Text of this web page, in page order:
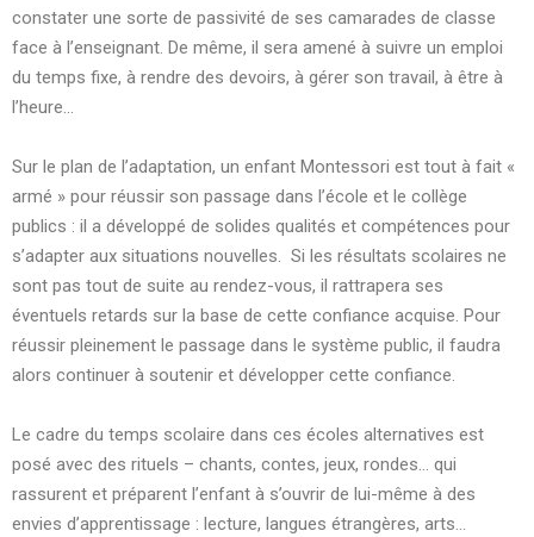
constater une sorte de passivité de ses camarades de classe
face à l’enseignant. De même, il sera amené à suivre un emploi
du temps fixe, à rendre des devoirs, à gérer son travail, à être à
l’heure…
Sur le plan de l’adaptation, un enfant Montessori est tout à fait «
armé » pour réussir son passage dans l’école et le collège
publics : il a développé de solides qualités et compétences pour
s’adapter aux situations nouvelles. Si les résultats scolaires ne
sont pas tout de suite au rendez-vous, il rattrapera ses
éventuels retards sur la base de cette confiance acquise. Pour
réussir pleinement le passage dans le système public, il faudra
alors continuer à soutenir et développer cette confiance.
Le cadre du temps scolaire dans ces écoles alternatives est
posé avec des rituels – chants, contes, jeux, rondes… qui
rassurent et préparent l’enfant à s’ouvrir de lui-même à des
envies d’apprentissage : lecture, langues étrangères, arts…